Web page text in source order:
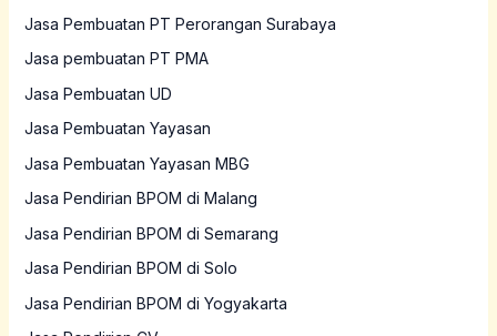
Jasa Pembuatan PT Perorangan Surabaya
Jasa pembuatan PT PMA
Jasa Pembuatan UD
Jasa Pembuatan Yayasan
Jasa Pembuatan Yayasan MBG
Jasa Pendirian BPOM di Malang
Jasa Pendirian BPOM di Semarang
Jasa Pendirian BPOM di Solo
Jasa Pendirian BPOM di Yogyakarta